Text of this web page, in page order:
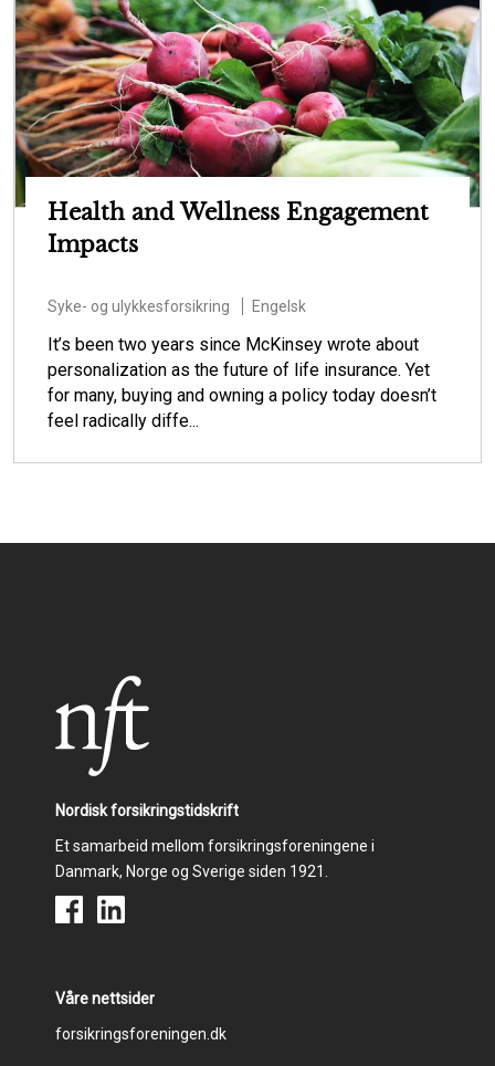
Health and Wellness Engagement
Impacts
Syke- og ulykkesforsikring Engelsk
It’s been two years since McKinsey wrote about
personalization as the future of life insurance. Yet
for many, buying and owning a policy today doesn’t
feel radically diffe...
Nordisk forsikringstidskrift
Et samarbeid mellom forsikringsforeningene i
Danmark, Norge og Sverige siden 1921.
Våre nettsider
Footer
forsikringsforeningen.dk